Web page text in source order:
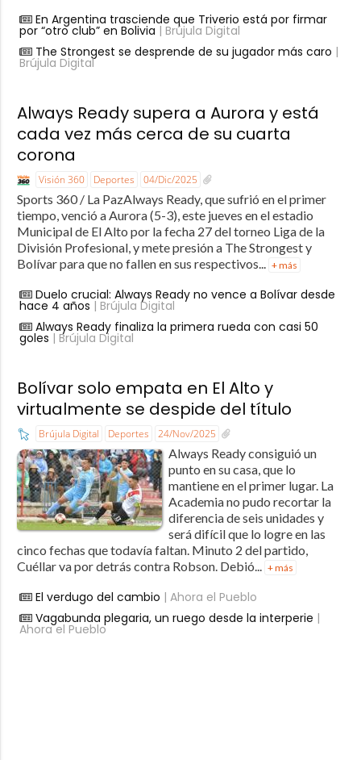
En Argentina trasciende que Triverio está por firmar
por “otro club” en Bolivia | Brújula Digital
The Strongest se desprende de su jugador más caro |
Brújula Digital
Always Ready supera a Aurora y está
cada vez más cerca de su cuarta
corona
Visión 360 Deportes 04/Dic/2025
Sports 360 / La PazAlways Ready, que sufrió en el primer
tiempo, venció a Aurora (5-3), este jueves en el estadio
Municipal de El Alto por la fecha 27 del torneo Liga de la
División Profesional, y mete presión a The Strongest y
Bolívar para que no fallen en sus respectivos... + más
Duelo crucial: Always Ready no vence a Bolívar desde
hace 4 años | Brújula Digital
Always Ready finaliza la primera rueda con casi 50
goles | Brújula Digital
Bolívar solo empata en El Alto y
virtualmente se despide del título
Brújula Digital Deportes 24/Nov/2025
Always Ready consiguió un
punto en su casa, que lo
mantiene en el primer lugar. La
Academia no pudo recortar la
diferencia de seis unidades y
será difícil que lo logre en las
cinco fechas que todavía faltan. Minuto 2 del partido,
Cuéllar va por detrás contra Robson. Debió... + más
El verdugo del cambio | Ahora el Pueblo
Vagabunda plegaria, un ruego desde la interperie |
Ahora el Pueblo